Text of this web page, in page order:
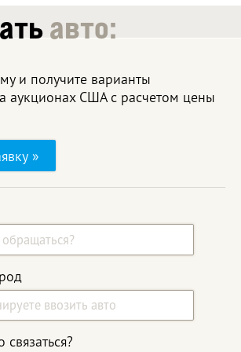
авто:
и получите варианты
аукционах США с расчетом цены
»